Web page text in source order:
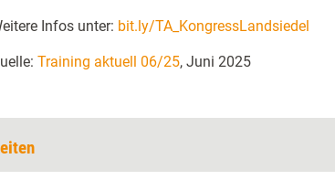
Infos unter: bit.ly/TA_KongressLandsiedel
Training aktuell 06/25, Juni 2025